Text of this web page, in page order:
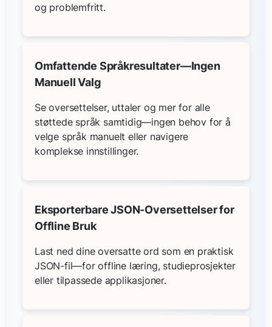
og problemfritt.
Omfattende Språkresultater—Ingen
Manuell Valg
Se oversettelser, uttaler og mer for alle
støttede språk samtidig—ingen behov for å
velge språk manuelt eller navigere
komplekse innstillinger.
Eksporterbare JSON-Oversettelser for
Offline Bruk
Last ned dine oversatte ord som en praktisk
JSON-fil—for offline læring, studieprosjekter
eller tilpassede applikasjoner.